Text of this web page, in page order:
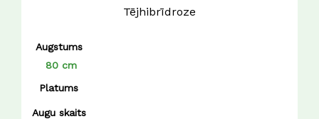
Tējhibrīdroze
Augstums
80 cm
Platums
Augu skaits